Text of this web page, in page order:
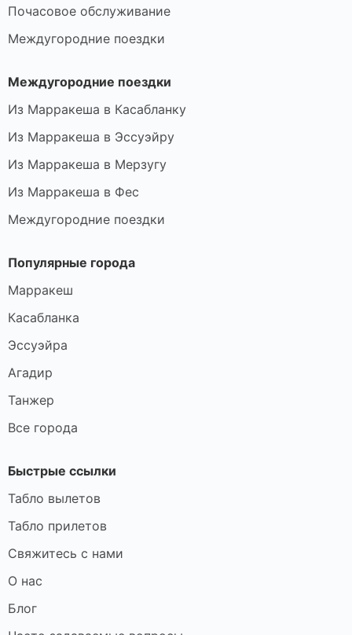
Почасовое обслуживание
Междугородние поездки
Междугородние поездки
Из Марракеша в Касабланку
Из Марракеша в Эссуэйру
Из Марракеша в Мерзугу
Из Марракеша в Фес
Междугородние поездки
Популярные города
Марракеш
Касабланка
Эссуэйра
Агадир
Танжер
Все города
Быстрые ссылки
Табло вылетов
Табло прилетов
Свяжитесь с нами
О нас
Блог